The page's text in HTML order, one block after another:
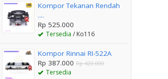
Kompor Tekanan Rendah
....
Rp 525.000
Tersedia / Ko116
Kompor Rinnai RI-522A
Rp 387.000 Rp 420.000
Tersedia